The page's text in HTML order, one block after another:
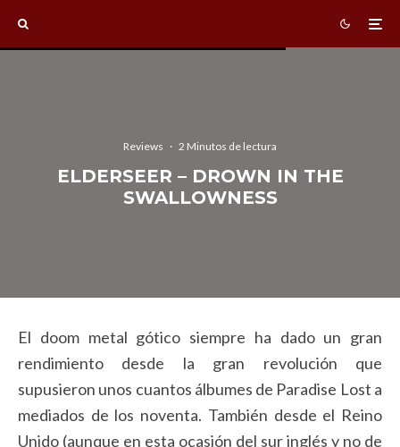
Reviews · 2 Minutos de lectura
ELDERSEER – DROWN IN THE
SWALLOWNESS
El doom metal gótico siempre ha dado un gran
rendimiento desde la gran revolución que
supusieron unos cuantos álbumes de Paradise Lost a
mediados de los noventa. También desde el Reino
Unido (aunque en esta ocasión del sur inglés y no de